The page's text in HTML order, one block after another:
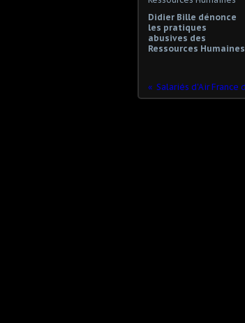
Didier Bille dénonce
les pratiques
abusives des
Ressources Humaines